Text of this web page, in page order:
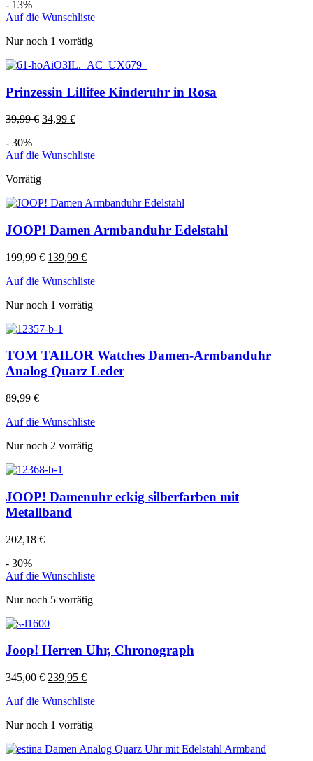
- 13%
Auf die Wunschliste
Nur noch 1 vorrätig
Prinzessin Lillifee Kinderuhr in Rosa
39,99€ 34,99 €
- 30%
Auf die Wunschliste
Vorrätig
JOOP! Damen Armbanduhr Edelstahl
199,99€ 139,99 €
Auf die Wunschliste
Nur noch 1 vorrätig
TOM TAILOR Watches Damen-Armbanduhr
Analog Quarz Leder
89,99 €
Auf die Wunschliste
Nur noch 2 vorrätig
JOOP! Damenuhr eckig silberfarben mit
Metallband
202,18 €
- 30%
Auf die Wunschliste
Nur noch 5 vorrätig
Joop! Herren Uhr, Chronograph
345,00€ 239,95 €
Auf die Wunschliste
Nur noch 1 vorrätig